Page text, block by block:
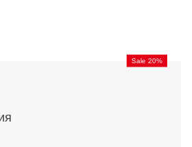
Sale 20%